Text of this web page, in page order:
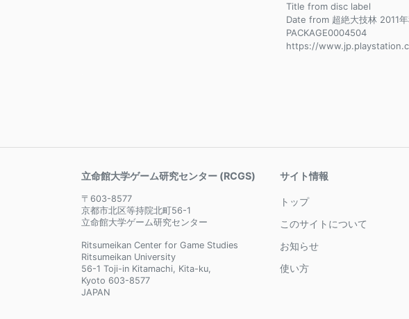
Title from disc label
Date from 超絶大技林 2011
PACKAGE0004504
https://
立命館大学ゲーム研究センター (RCGS)
〒603-8577
京都市北区等持院北町56-1
立命館大学ゲーム研究センター
Ritsumeikan Center for Game Studies
Ritsumeikan University
56-1 Toji-in Kitamachi, Kita-ku,
Kyoto 603-8577
JAPAN
サイト情報
トップ
このサイトについて
お知らせ
使い方